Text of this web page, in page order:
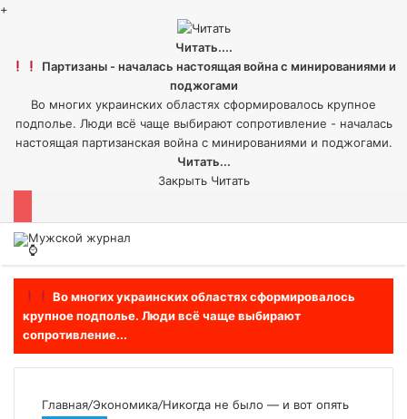
+
Читать....
Партизаны - началась настоящая война с минированиями и
поджогами
Во многих украинских областях сформировалось крупное
подполье. Люди всё чаще выбирают сопротивление - началась
настоящая партизанская война с минированиями и поджогами.
Читать...
Закрыть Читать
Во многих украинских областях сформировалось
крупное подполье. Люди всё чаще выбирают
сопротивление...
Главная/Экономика/Никогда не было — и вот опять